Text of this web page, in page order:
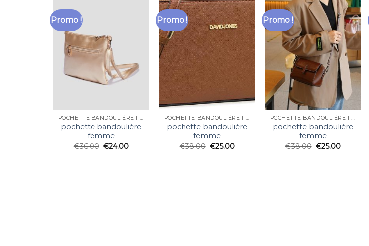
Promo !
POCHETTE BANDOULIÈRE FEMME
pochette bandoulière
femme
€36.00 €24.00
Promo !
POCHETTE BANDOULIÈRE FEMME
pochette bandoulière
femme
€38.00 €25.00
Promo !
POCHETTE BANDOULIÈRE FEMME
pochette bandoulière
femme
€38.00 €25.00